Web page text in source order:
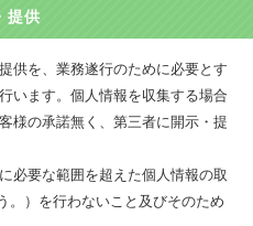
提供
供を、業務遂行のために必要とす
います。個人情報を収集する場合
様の承諾無く、第三者に開示・提
必要な範囲を超えた個人情報の取
。）を行わないこと及びそのため